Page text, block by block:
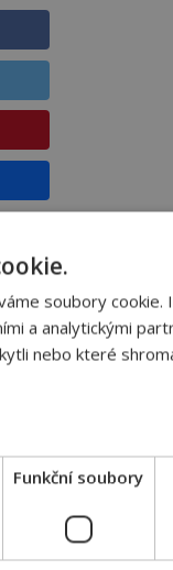
DALŠÍ ČLÁNEK
Ness
v
okamžik. Se
soubory cookie.
a analytickými
nebo které
Funkční soubory